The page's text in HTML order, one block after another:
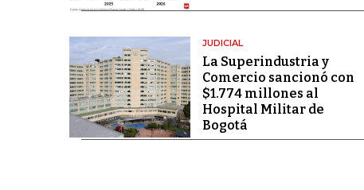
JUDICIAL
La Superindustria y
Comercio sancionó con
$1.774 millones al
Hospital Militar de
Bogotá